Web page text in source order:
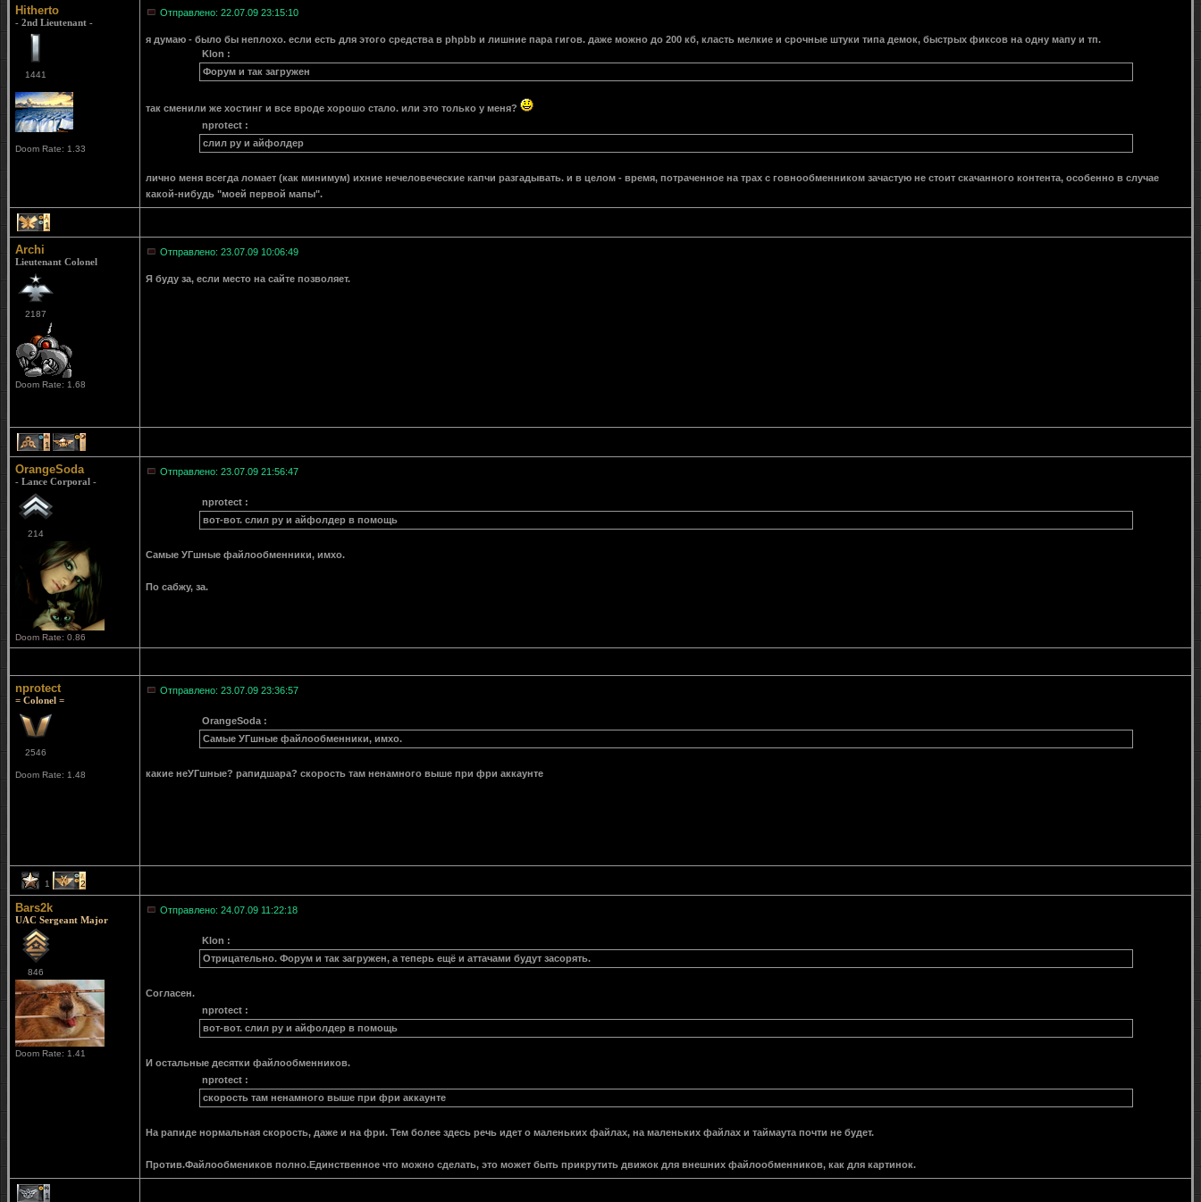
Hitherto
- 2nd Lieutenant -
1441
Doom Rate: 1.33
Отправлено: 22.07.09 23:15:10
я думаю - было бы неплохо. если есть для этого средства в phpbb и лишние пара гигов. даже можно до 200 кб, класть мелкие и срочные штуки типа демок, быстрых фиксов на одну мапу и тп.
Klon :
Форум и так загружен
так сменили же хостинг и все вроде хорошо стало. или это только у меня?
nprotect :
слил ру и айфолдер
лично меня всегда ломает (как минимум) ихние нечеловеческие капчи разгадывать. и в целом - время, потраченное на трах с говнообменником зачастую не стоит скачанного контента, особенно в случае
какой-нибудь "моей первой мапы".
1
Archi
Lieutenant Colonel
2187
Doom Rate: 1.68
Отправлено: 23.07.09 10:06:49
Я буду за, если место на сайте позволяет.
1 1
OrangeSoda
- Lance Corporal -
214
Doom Rate: 0.86
Отправлено: 23.07.09 21:56:47
nprotect :
вот-вот. слил ру и айфолдер в помощь
Самые УГшные файлообменники, имхо.
По сабжу, за.
nprotect
= Colonel =
2546
Doom Rate: 1.48
Отправлено: 23.07.09 23:36:57
OrangeSoda :
Самые УГшные файлообменники, имхо.
какие неУГшные? рапидшара? скорость там ненамного выше при фри аккаунте
1 2
Bars2k
UAC Sergeant Major
846
Doom Rate: 1.41
Отправлено: 24.07.09 11:22:18
Klon :
Отрицательно. Форум и так загружен, а теперь ещё и аттачами будут засорять.
Согласен.
nprotect :
вот-вот. слил ру и айфолдер в помощь
И остальные десятки файлообменников.
nprotect :
скорость там ненамного выше при фри аккаунте
На рапиде нормальная скорость, даже и на фри. Тем более здесь речь идет о маленьких файлах, на маленьких файлах и таймаута почти не будет.
Против.Файлообмеников полно.Единственное что можно сделать, это может быть прикрутить движок для внешних файлообменников, как для картинок.
1